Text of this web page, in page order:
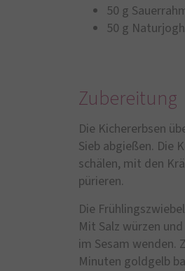
50 g
50 g
Zubereitung
Die Kichererbsen
Sieb abgießen. Die
schälen, mit den
pürieren.
Die
Mit Salz würzen
im Sesam wenden.
Minuten goldgelb